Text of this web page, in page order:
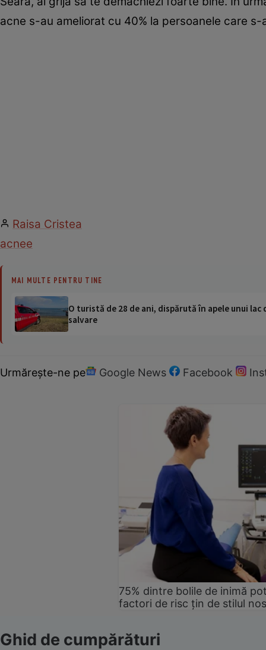
acne s-au ameliorat cu 40% la persoanele care
Raisa Cristea
acnee
MAI MULTE PENTRU TINE
O turistă de 28 de ani, dispărută în apele unui
salvare
Urmărește-ne pe Google News Facebook
75% dintre bolile de inimă
factori de risc țin de stilul
Ghid de cumpărături